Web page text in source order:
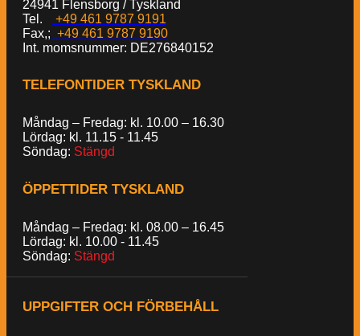
24941 Flensborg / Tyskland
Tel.
+49 461 9787 9191
Fax,; +49 461 9787 9190
Int. momsnummer: DE276840152
TELEFONTIDER TYSKLAND
Måndag – Fredag: kl. 10.00 – 16.30
Lördag: kl. 11.15 - 11.45
Söndag: Stängd
ÖPPETTIDER TYSKLAND
Måndag – Fredag: kl. 08.00 – 16.45
Lördag: kl. 10.00 - 11.45
Söndag: Stängd
UPPGIFTER OCH FÖRBEHÅLL